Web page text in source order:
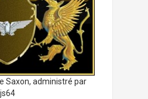
Saxon, administré par
js64